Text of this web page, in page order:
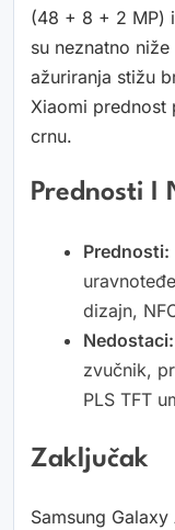
(48 + 8 + 2 MP)
su neznatno
ažuriranja stižu
Xiaomi prednost
crnu.
Prednosti I
Prednosti:
dizajn,
Nedostaci:
zvučnik,
PLS TFT
Zaključak
Samsung